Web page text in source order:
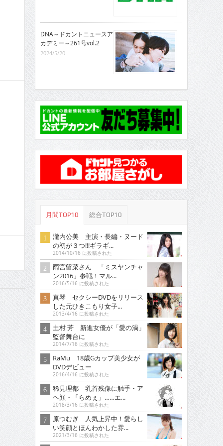
DNA～ドカントニュースア
カデミー～261号vol.2
2024/5/20
月間TOP10 総合TOP10
瀧内公美 主演・長編・ヌード
の初が３つ!!!ギラギ...
2014/10/16 に投稿された
雨宮留菜さん 「ミスヤンチャ
ン2016」参戦！マル...
2016/5/16 に投稿された
真琴 セクシーDVDをリリース
した元ひきこもり女子...
2013/4/16 に投稿された
土村 芳 新進女優が「愛の渦」
監督舞台に
2014/7/16 に投稿された
RaMu 18歳Gカップ美少女が
DVDデビュー
2016/4/16 に投稿された
稀見理都 乳首残像に触手・ア
ヘ顔・「らめぇ」……エ...
2018/3/16 に投稿された
原つむぎ 人気上昇中！愛らし
い笑顔とほんわかした雰...
2021/3/16 に投稿された